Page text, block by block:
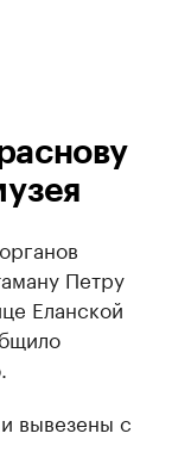
Петру
Еланской
вывезены с